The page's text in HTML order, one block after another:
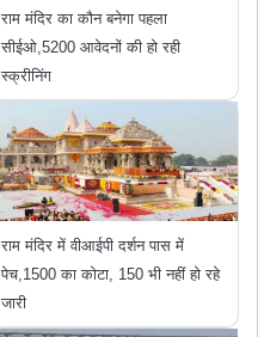
राम मंदिर का कौन बनेगा पहला
सीईओ,5200 आवेदनों की हो रही
स्क्रीनिंग
राम मंदिर में वीआईपी दर्शन पास में
पेच,1500 का कोटा, 150 भी नहीं हो रहे
जारी